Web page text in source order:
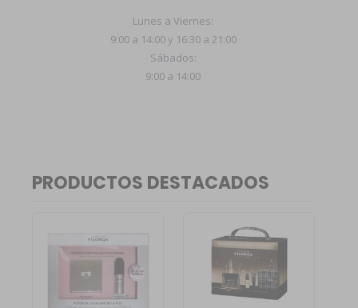
Lunes a Viernes:
9:00 a 14:00 y 16:30 a 21:00
Sábados:
9:00 a 14:00